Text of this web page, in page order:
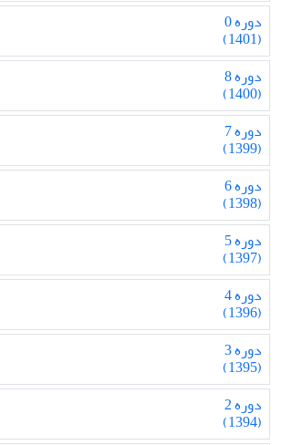
دوره 0
(1401)
دوره 8
(1400)
دوره 7
(1399)
دوره 6
(1398)
دوره 5
(1397)
دوره 4
(1396)
دوره 3
(1395)
دوره 2
(1394)